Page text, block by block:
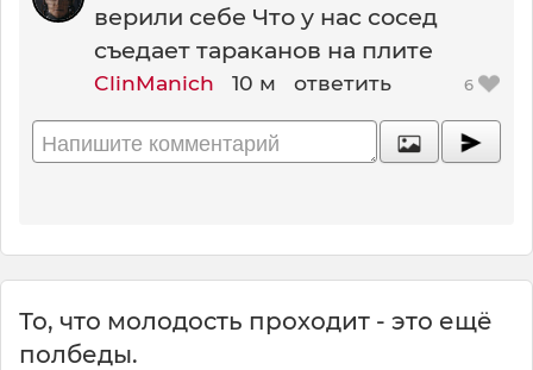
верили себе Что у нас сосед
съедает тараканов на плите
ClinManich 10 м ответить 6
То, что молодость проходит - это ещё
полбеды.